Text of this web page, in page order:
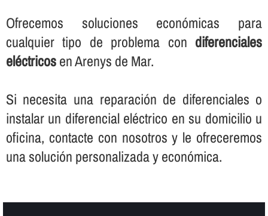
Ofrecemos soluciones económicas para
cualquier tipo de problema con diferenciales
eléctricosen Arenys de Mar.
Si necesita una reparación de diferenciales o
instalar un diferencial eléctrico en su domicilio u
oficina, contacte con nosotros y le ofreceremos
una solución personalizada y económica.